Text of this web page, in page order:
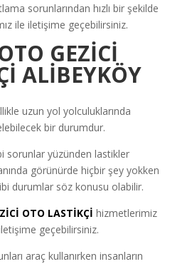
sorunlarından hızlı bir şekilde
ile iletişime geçebilirsiniz.
GEZİCİ
ALİBEYKÖY
uzun yol yolculuklarında
bir durumdur.
sorunlar yüzünden lastikler
görünürde hiçbir şey yokken
durumlar söz konusu olabilir.
OTO LASTİKÇİ hizmetlerimiz
geçebilirsiniz.
araç kullanırken insanların